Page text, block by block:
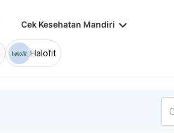
Cek Kesehatan Mandiri keyboard_arrow_down
Halofit